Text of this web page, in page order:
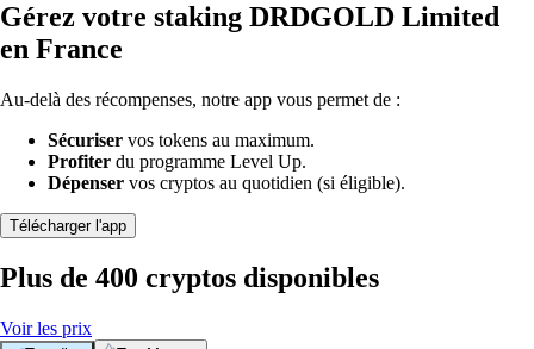
Gérez votre staking DRDGOLD Limited
en France
Au-delà des récompenses, notre app vous permet de :
Sécuriser vos tokens au maximum.
Profiter du programme Level Up.
Dépenser vos cryptos au quotidien (si éligible).
Télécharger l'app
Plus de 400 cryptos disponibles
Voir les prix